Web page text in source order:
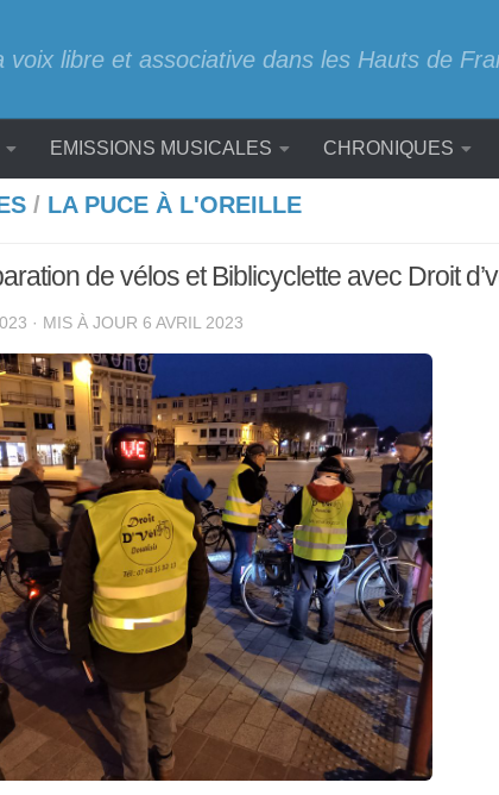
voix libre et associative dans les Hauts de
EMISSIONS MUSICALES CHRONIQUES
/ LA PUCE À L'OREILLE
de vélos et Biblicyclette avec Droit
· MIS À JOUR 6 AVRIL 2023